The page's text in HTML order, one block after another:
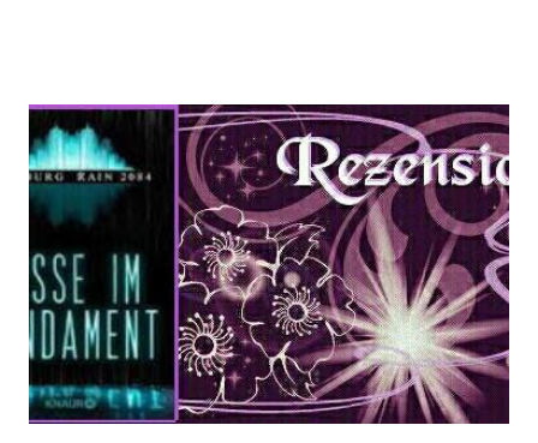
scheinbar dieses Jahr der Überzeugung, dass ich sehr sehr sehr
lieb war :) Aber kommen wir nun erst mal zu den Büchern, die ich
gelesen habe :D